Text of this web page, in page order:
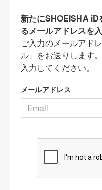
新たにSHOEISHA iD
るメールアドレスを
ご入力のメールアド
ル」をお送りします
入力してください。
メールアドレス